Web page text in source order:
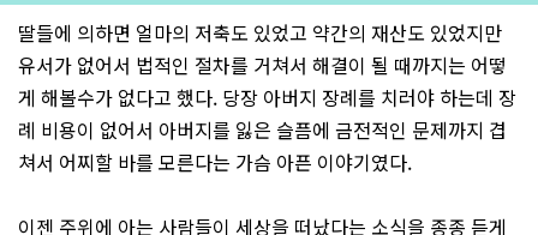
딸들에 의하면 얼마의 저축도 있었고 약간의 재산도 있었지만
유서가 없어서 법적인 절차를 거쳐서 해결이 될 때까지는 어떻
게 해볼수가 없다고 했다. 당장 아버지 장례를 치러야 하는데 장
례 비용이 없어서 아버지를 잃은 슬픔에 금전적인 문제까지 겹
쳐서 어찌할 바를 모른다는 가슴 아픈 이야기였다.
이젠 주위에 아는 사람들이 세상을 떠났다는 소식을 종종 듣게